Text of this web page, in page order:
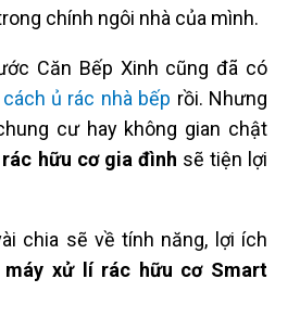
chính ngôi nhà của mình.
Căn Bếp Xinh cũng đã có
cách ủ rác nhà bếp rồi. Nhưng
cư hay không gian chật
hữu cơ gia đình sẽ tiện lợi
chia sẽ về tính năng, lợi ích
máy xử lí rác hữu cơ Smart